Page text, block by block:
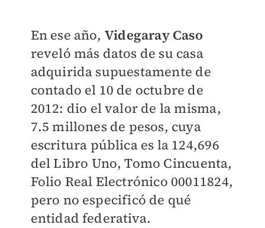
En ese año, Videgaray Caso
reveló más datos de su casa
adquirida supuestamente de
contado el 10 de octubre de
2012: dio el valor de la misma,
7.5 millones de pesos, cuya
escritura pública es la 124,696
del Libro Uno, Tomo Cincuenta,
Folio Real Electrónico 00011824,
pero no especificó de qué
entidad federativa.